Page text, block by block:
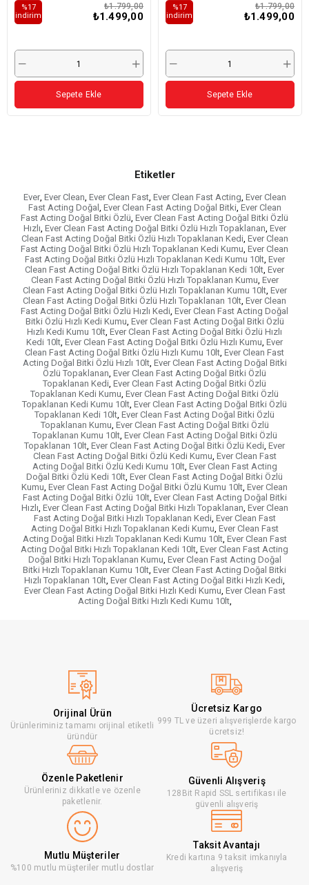
₺1.499,00
₺1.799,00
%17
i̇ndirim
Sepete Ekle
₺1.499,00
₺1.799,00
%17
i̇ndirim
Sepete Ekle
Etiketler
Ever, Ever Clean Ever Clean Fast, Ever Clean Fast Acting Ever Clean
Fast Acting Doğal
Ever Clean Fast Acting Doğal Bitki Ever Clean
Fast Acting Doğal Bitki Özlü Ever Clean Fast Acting Doğal Bitki Özlü
Hızlı Ever Clean Fast Acting Doğal Bitki Özlü Hızlı Topaklanan Ever
Clean Fast Acting Doğal Bitki Özlü Hızlı Topaklanan Kedi Ever Clean
Fast Acting Doğal Bitki Özlü Hızlı Topaklanan Kedi Kumu Ever Clean
Fast Acting Doğal Bitki Özlü Hızlı Topaklanan Kedi Kumu 10lt, Ever
Clean Fast Acting Doğal Bitki Özlü Hızlı Topaklanan Kedi 10lt Ever
Clean Fast Acting Doğal Bitki Özlü Hızlı Topaklanan Kumu Ever
Clean Fast Acting Doğal Bitki Özlü Hızlı Topaklanan Kumu 10lt, Ever
Clean Fast Acting Doğal Bitki Özlü Hızlı Topaklanan 10lt Ever Clean
Fast Acting Doğal Bitki Özlü Hızlı Kedi Ever Clean Fast Acting Doğal
Bitki Özlü Hızlı Kedi Kumu Ever Clean Fast Acting Doğal Bitki Özlü
Hızlı Kedi Kumu 10lt Ever Clean Fast Acting Doğal Bitki Özlü Hızlı
Kedi 10lt Ever Clean Fast Acting Doğal Bitki Özlü Hızlı Kumu Ever
Clean Fast Acting Doğal Bitki Özlü Hızlı Kumu 10lt Ever Clean Fast
Acting Doğal Bitki Özlü Hızlı 10lt, Ever Clean Fast Acting Doğal Bitki
Özlü Topaklanan Ever Clean Fast Acting Doğal Bitki Özlü
Topaklanan Kedi Ever Clean Fast Acting Doğal Bitki Özlü
Topaklanan Kedi Kumu Ever Clean Fast Acting Doğal Bitki Özlü
Topaklanan Kedi Kumu 10lt Ever Clean Fast Acting Doğal Bitki Özlü
Topaklanan Kedi 10lt Ever Clean Fast Acting Doğal Bitki Özlü
Topaklanan Kumu Ever Clean Fast Acting Doğal Bitki Özlü
Topaklanan Kumu 10lt, Ever Clean Fast Acting Doğal Bitki Özlü
Topaklanan 10lt Ever Clean Fast Acting Doğal Bitki Özlü Kedi Ever
Clean Fast Acting Doğal Bitki Özlü Kedi Kumu Ever Clean Fast
Acting Doğal Bitki Özlü Kedi Kumu 10lt, Ever Clean Fast Acting
Doğal Bitki Özlü Kedi 10lt Ever Clean Fast Acting Doğal Bitki Özlü
Kumu Ever Clean Fast Acting Doğal Bitki Özlü Kumu 10lt Ever Clean
Fast Acting Doğal Bitki Özlü 10lt, Ever Clean Fast Acting Doğal Bitki
Hızlı Ever Clean Fast Acting Doğal Bitki Hızlı Topaklanan Ever Clean
Fast Acting Doğal Bitki Hızlı Topaklanan Kedi Ever Clean Fast
Acting Doğal Bitki Hızlı Topaklanan Kedi Kumu Ever Clean Fast
Acting Doğal Bitki Hızlı Topaklanan Kedi Kumu 10lt, Ever Clean Fast
Acting Doğal Bitki Hızlı Topaklanan Kedi 10lt Ever Clean Fast Acting
Doğal Bitki Hızlı Topaklanan Kumu Ever Clean Fast Acting Doğal
Bitki Hızlı Topaklanan Kumu 10lt Ever Clean Fast Acting Doğal Bitki
Hızlı Topaklanan 10lt Ever Clean Fast Acting Doğal Bitki Hızlı Kedi
Ever Clean Fast Acting Doğal Bitki Hızlı Kedi Kumu Ever Clean Fast
Acting Doğal Bitki Hızlı Kedi Kumu 10lt,
Orijinal Ürün
Ürünleriminiz tamamı orijinal etiketli
üründür
Ücretsiz Kargo
999 TL ve üzeri alışverişlerde kargo
ücretsiz!
Özenle Paketlenir
Ürünleriniz dikkatle ve özenle
paketlenir.
Güvenli Alışveriş
128Bit Rapid SSL sertifikası ile
güvenli alışveriş
Mutlu Müşteriler
%100 mutlu müşteriler mutlu dostlar
Taksit Avantajı
Kredi kartına 9 taksit imkanıyla
alışveriş